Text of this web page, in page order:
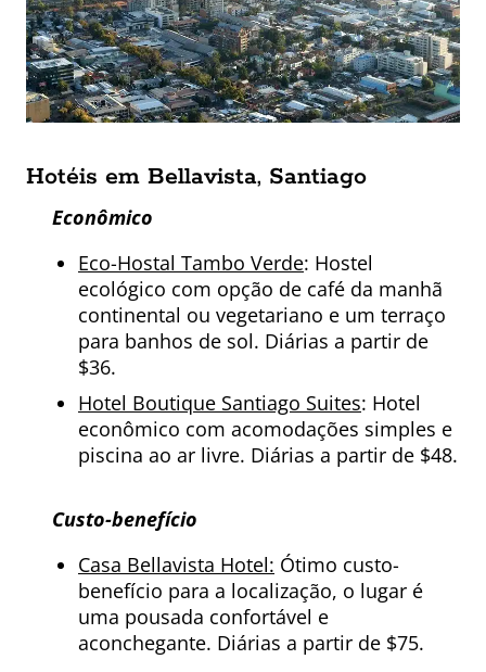
Hotéis em Bellavista, Santiago
Econômico
Eco-Hostal Tambo Verde: Hostel
ecológico com opção de café da manhã
continental ou vegetariano e um terraço
para banhos de sol. Diárias a partir de
$36.
Hotel Boutique Santiago Suites: Hotel
econômico com acomodações simples e
piscina ao ar livre. Diárias a partir de $48.
Custo-benefício
Casa Bellavista Hotel: Ótimo custo-
benefício para a localização, o lugar é
uma pousada confortável e
aconchegante. Diárias a partir de $75.